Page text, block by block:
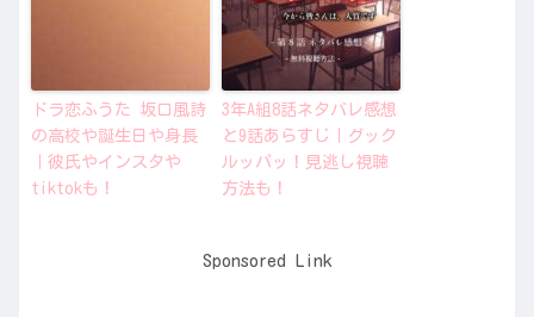
ドラ恋ふうた 坂口風詩
の高校や誕生日や身長
｜彼氏やインスタや
tiktokも！
3年A組8話ネタバレ感想
と9話あらすじ｜グック
ルッパッ！見逃し視聴
方法も！
Sponsored Link